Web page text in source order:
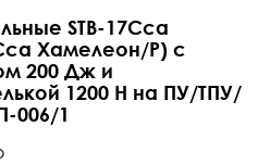
STB-17Cca
Хамелеон/Р) с
200 Дж и
1200 Н на ПУ/ТПУ/
006/1